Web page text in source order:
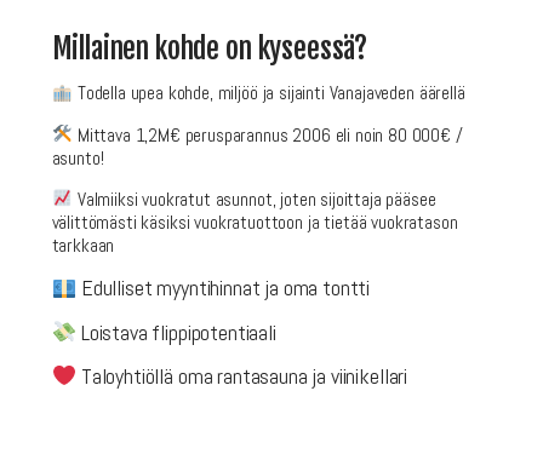
Millainen kohde on kyseessä?
Todella upea kohde, miljöö ja sijainti Vanajaveden äärellä
Mittava 1,2M€ perusparannus 2006 eli noin 80 000€ /
asunto!
Valmiiksi vuokratut asunnot, joten sijoittaja pääsee
välittömästi käsiksi vuokratuottoon ja tietää vuokratason
tarkkaan
Edulliset myyntihinnat ja oma tontti
Loistava flippipotentiaali
Taloyhtiöllä oma rantasauna ja viinikellari